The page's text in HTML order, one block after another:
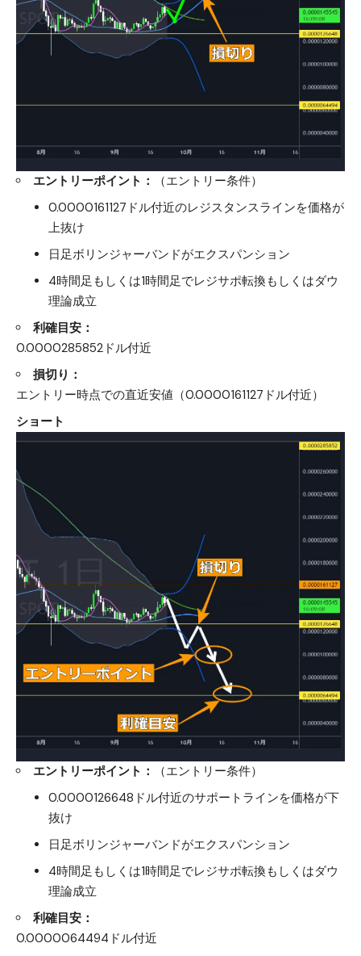
エントリーポイント：
（エントリー条件）
0.0000161127ドル付近のレジスタンスラインを価格が
上抜け
日足ボリンジャーバンドがエクスパンション
4時間足もしくは1時間足でレジサポ転換もしくはダウ
理論成立
利確目安：
0.0000285852ドル付近
損切り：
エントリー時点での直近安値（0.0000161127ドル付近）
ショート
エントリーポイント：
（エントリー条件）
0.0000126648ドル付近のサポートラインを価格が下
抜け
日足ボリンジャーバンドがエクスパンション
4時間足もしくは1時間足でレジサポ転換もしくはダウ
理論成立
利確目安：
0.0000064494ドル付近